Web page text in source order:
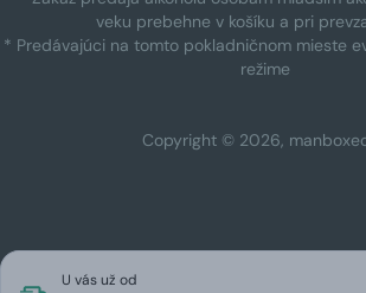
U vás už od
veku prebehne v košíku a pri
* Predávajúci na tomto pokladničnom mieste
režime
Copyright © 2026,